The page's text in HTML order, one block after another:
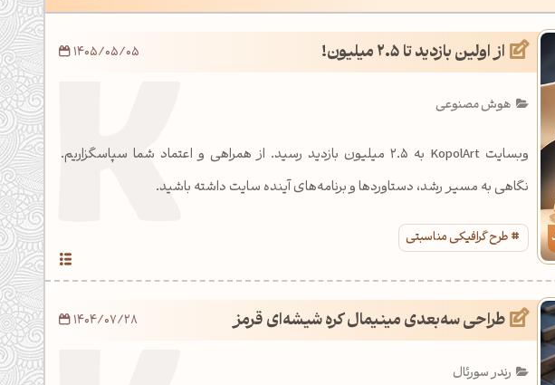
سوالات متداول‌‌
از اولین بازدید تا ۲.۵ میلیون!
هوش مصنوعی
وبسایت KopolArt به ۲.۵ میلیون بازدید رسید. از همراهی و اعتماد شما سپاسگزاریم.
نگاهی به مسیر رشد، دستاوردها و برنامه‌های آینده سایت داشته باشید.
طرح گرافیکی مناسبتی
1405/05/05
طراحی سه‌بعدی مینیمال کره شیشه‌ای قرمز
رندر سورئال
1404/07/28